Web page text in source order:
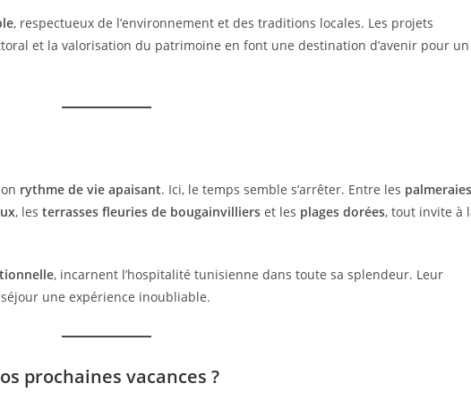
, respectueux de l’environnement et des traditions locales. Les projets
et la valorisation du patrimoine en font une destination d’avenir pour un
rythme de vie apaisant. Ici, le temps semble s’arrêter. Entre les palmeraies
, les terrasses fleuries de bougainvilliers et les plages dorées, tout invite à
, incarnent l’hospitalité tunisienne dans toute sa splendeur. Leur
une expérience inoubliable.
prochaines vacances ?